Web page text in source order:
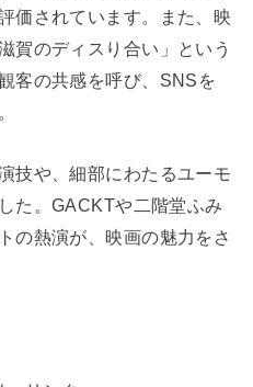
価されています。また、映
賀のディスり合い」という
客の共感を呼び、SNSを
技や、細部にわたるユーモ
た。GACKTや二階堂ふみ
の熱演が、映画の魅力をさ